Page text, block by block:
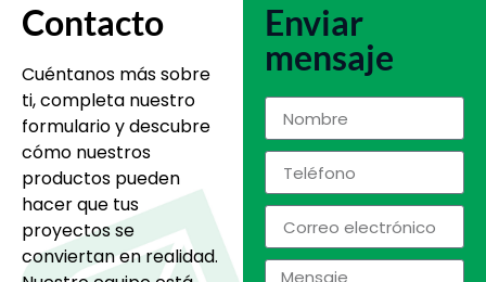
Contacto
Cuéntanos más sobre
ti, completa nuestro
formulario y descubre
cómo nuestros
productos pueden
hacer que tus
proyectos se
conviertan en realidad.
Enviar
mensaje